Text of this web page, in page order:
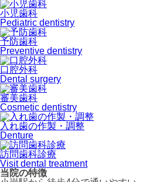
小児歯科
Pediatric dentistry
予防歯科
Preventive dentistry
口腔外科
Dental surgery
審美歯科
Cosmetic dentistry
入れ歯の作製・調整
Denture
訪問歯科診療
Visit dental treatment
当院の特徴